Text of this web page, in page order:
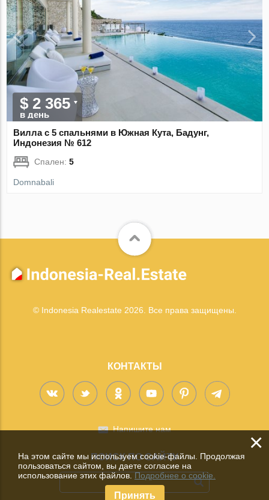
$ 2 365
в день
Вилла с 5 спальнями в Южная Кута, Бадунг,
Индонезия № 612
Спален:5
Domnabali
© Indonesia Realestate 2026. Все права защищены.
КОНТАКТЫ
Напишите нам
ПОИСК ПО САЙТУ
×
На этом сайте мы используем cookie-файлы. Продолжая
пользоваться сайтом, вы даете согласие на
использование этих файлов.Подробнее о cookie.
Принять